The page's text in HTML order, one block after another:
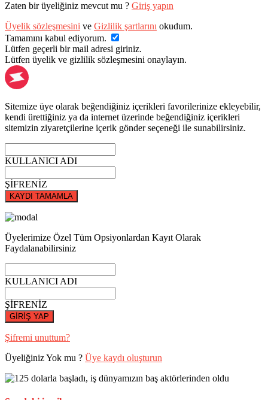
Zaten bir üyeliğiniz mevcut mu ? Giriş yapın
Üyelik sözleşmesini ve Gizlilik şartlarını okudum.
Tamamını kabul ediyorum.
Lütfen geçerli bir mail adresi giriniz.
Lütfen üyelik ve gizlilik sözleşmesini onaylayın.
Sitemize üye olarak beğendiğiniz içerikleri favorilerinize ekleyebilir,
kendi ürettiğiniz ya da internet üzerinde beğendiğiniz içerikleri
sitemizin ziyaretçilerine içerik gönder seçeneği ile sunabilirsiniz.
KULLANICI ADI
ŞİFRENİZ
KAYDI TAMAMLA
Üyelerimize Özel Tüm Opsiyonlardan Kayıt Olarak
Faydalanabilirsiniz
KULLANICI ADI
ŞİFRENİZ
GİRİŞ YAP
Şifremi unuttum?
Üyeliğiniz Yok mu ? Üye kaydı oluşturun